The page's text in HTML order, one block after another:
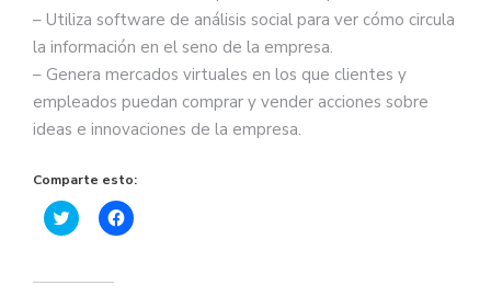
– Utiliza software de análisis social para ver cómo circula
la información en el seno de la empresa.
– Genera mercados virtuales en los que clientes y
empleados puedan comprar y vender acciones sobre
ideas e innovaciones de la empresa.
Comparte esto:
Haz
clic
Twitter
Haz
clic